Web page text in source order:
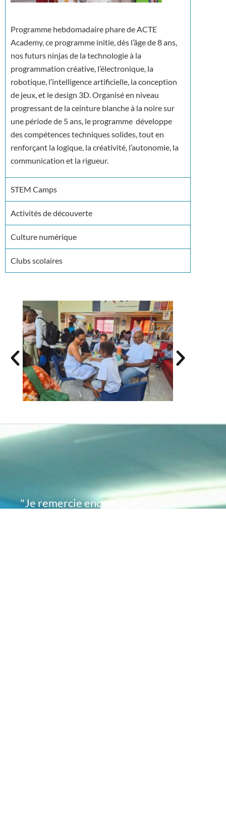
Programme hebdomadaire phare de ACTE
Academy, ce programme initie, dès l’âge de 8 ans,
nos futurs ninjas de la technologie à la
programmation créative, l’électronique, la
robotique, l’intelligence artificielle, la conception
de jeux, et le design 3D. Organisé en niveau
progressant de la ceinture blanche à la noire sur
une période de 5 ans, le programme développe
des compétences techniques solides, tout en
renforçant la logique, la créativité, l’autonomie, la
communication et la rigueur.
STEM Camps
Activités de découverte
Culture numérique
Clubs scolaires
"Je remercie encore une